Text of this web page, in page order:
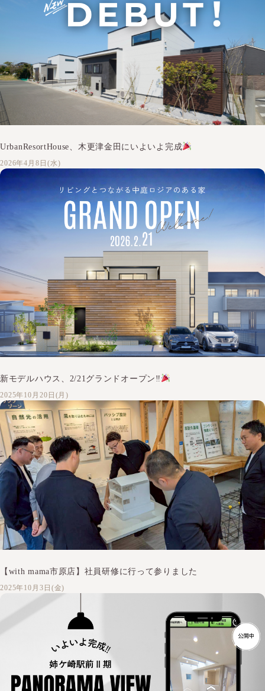
UrbanResortHouse、木更津金田にいよいよ完成
2026年4月8日(水)
新モデルハウス、2/21グランドオープン‼
2025年10月20日(月)
【with mama市原店】社員研修に行って参りました
2025年10月3日(金)